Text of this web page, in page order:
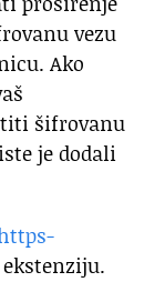
vezu
Ako
šifrovanu
je dodali